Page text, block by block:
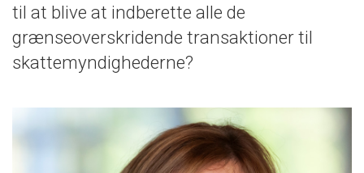
til at blive at indberette alle de
grænseoverskridende transaktioner til
skattemyndighederne?